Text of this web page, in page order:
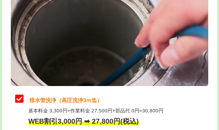
給水管工事※（ライニング鋼管・銅
管・ポリ管・HT管使用/3ｍ超え)
+8,800円
排水管工事（土の掘削・埋め戻し作
業）
11,000円~
排水管工事（排水管工事/3ｍまで） 55,000円
排水管工事（追加 排水管工事/3ｍ超
え）
マス交換（土の掘削・埋め戻し作業）
カメラ調査 33,000円
桝清掃 8,800円
止水・漏水調査・防水処理・清掃・修
理・調整・分解・加工など（軽作業）
11,000円
止水・漏水調査・防水処理・清掃・修
理・調整・分解・加工など（中作業）
22,000円
止水・漏水調査・防水処理・清掃・修
理・調整・分解・加工など（重作業）
33,000円
排水管洗浄（高圧洗浄3ｍ迄）
基本料金 3,300円+作業料金 27,500円+部品代 0円=30,800円
WEB割引3,000円 ➡ 27,800円(税込)